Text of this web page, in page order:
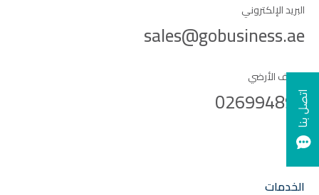
البريد الإلكتروني
sales@gobusiness.ae
الهاتف الأرضي
026994899
الخدمات